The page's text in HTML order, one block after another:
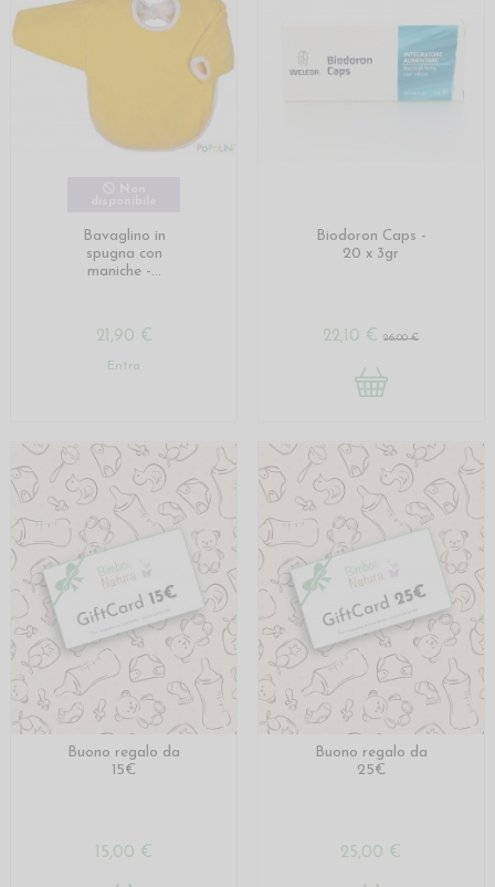
Bavaglino in
spugna con
maniche -...
21,90 €
Entra
Biodoron Caps -
20 x 3gr
22,10 €26,00 €
Buono regalo da
15€
15,00 €
Buono regalo da
25€
25,00 €